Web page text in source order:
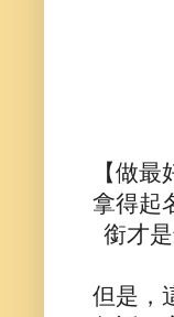
【做
拿得起
銜才
但是，